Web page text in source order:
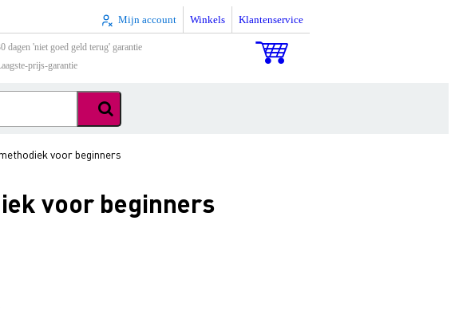
Mijn account Winkels Klantenservice
dagen 'niet goed geld terug' garantie
prijs-garantie
voor beginners
voor beginners